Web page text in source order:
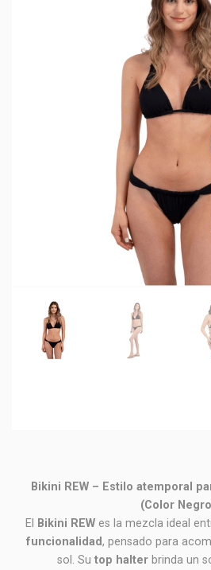
Bikini REW – Estilo atemporal
(Color
El
Bikini REWes la mezcla ideal
funcionalidad, pensado para
sol. Su top halterbrinda un